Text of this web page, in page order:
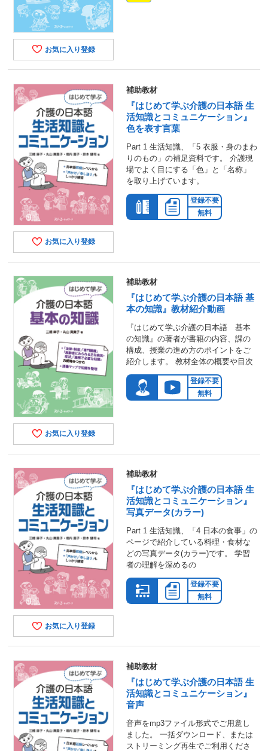
お気に入り登録
お気に入り登録
補助教材
『はじめて学ぶ介護の日本語 生
活知識とコミュニケーション』
色を表す言葉
Part 1 生活知識、「5 衣服・身のまわ
りのもの」の補足資料です。 介護現
場でよく目にする「色」と「名称」
を取り上げています。
登録不要
無料
お気に入り登録
補助教材
『はじめて学ぶ介護の日本語 基
本の知識』教材紹介動画
『はじめて学ぶ介護の日本語 基本
の知識』の著者が書籍の内容、課の
構成、授業の進め方のポイントをご
紹介します。 教材全体の概要や目次
登録不要
無料
お気に入り登録
補助教材
『はじめて学ぶ介護の日本語 生
活知識とコミュニケーション』
写真データ(カラー)
Part 1 生活知識、「4 日本の食事」の
ページで紹介している料理・食材な
どの写真データ(カラー)です。 学習
者の理解を深めるの
登録不要
無料
補助教材
『はじめて学ぶ介護の日本語 生
活知識とコミュニケーション』
音声
音声をmp3ファイル形式でご用意し
ました。 一括ダウンロード、または
ストリーミング再生でご利用くださ